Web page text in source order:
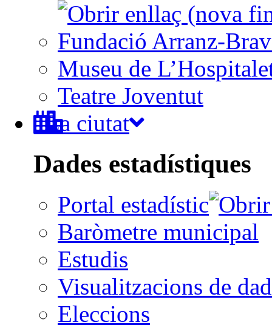
Fundació Arranz-
Museu de
Teatre Joventut
La ciutat
Dades estadístiques
Portal estadístic
Baròmetre municipal
Estudis
Visualitzacions de
Eleccions